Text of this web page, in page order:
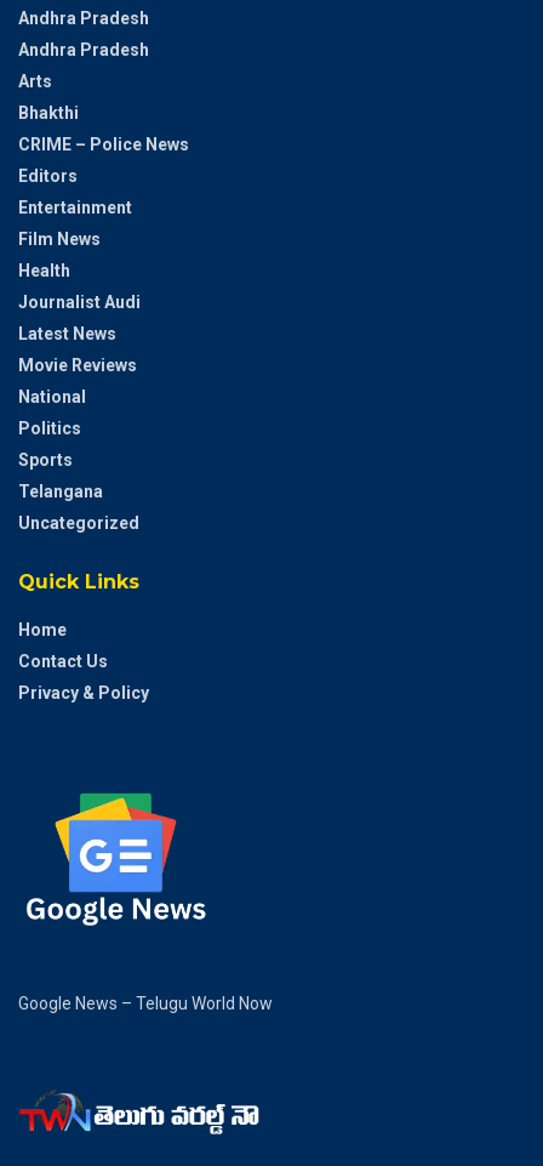
Andhra Pradesh
Andhra Pradesh
Arts
Bhakthi
CRIME – Police News
Editors
Entertainment
Film News
Health
Journalist Audi
Latest News
Movie Reviews
National
Politics
Sports
Telangana
Uncategorized
Quick Links
Home
Contact Us
Privacy & Policy
Google News – Telugu World Now